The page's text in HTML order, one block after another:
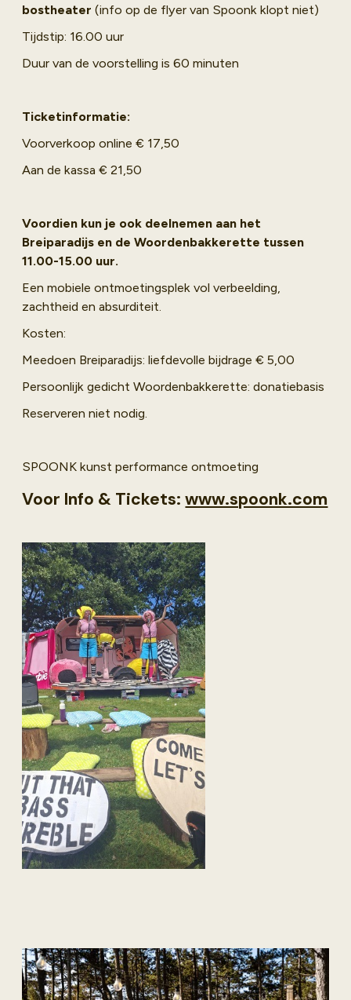
bostheater (info op de flyer van Spoonk klopt niet)
Tijdstip: 16.00 uur
Duur van de voorstelling is 60 minuten
Ticketinformatie:
Voorverkoop online € 17,50
Aan de kassa € 21,50
Voordien kun je ook deelnemen aan het
Breiparadijs en de Woordenbakkerette tussen
11.00-15.00 uur.
Een mobiele ontmoetingsplek vol verbeelding,
zachtheid en absurditeit.
Kosten:
Meedoen Breiparadijs: liefdevolle bijdrage € 5,00
Persoonlijk gedicht Woordenbakkerette: donatiebasis
Reserveren niet nodig.
SPOONK kunst performance ontmoeting
Voor Info & Tickets:www.spoonk.com